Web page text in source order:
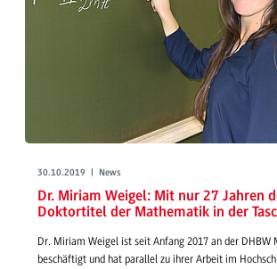
30.10.2019 | News
Dr. Miriam Weigel: Mit nur 27 Jahren
Doktortitel der Mathematik in der
Dr. Miriam Weigel ist seit Anfang 2017 an der DHBW
beschäftigt und hat parallel zu ihrer Arbeit im